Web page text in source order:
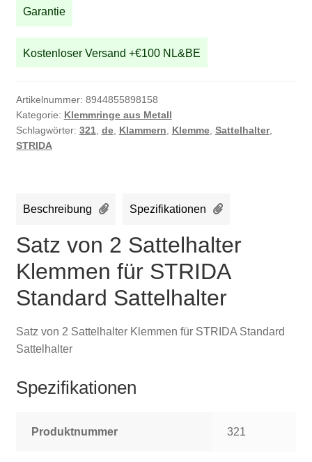
STRIDA
Standard
Menge
Garantie
Kostenloser Versand +€100 NL&BE
Artikelnummer: 8944855898158
Kategorie: Klemmringe aus Metall
Schlagwörter: 321 de, Klammern Klemme, Sattelhalter,
STRIDA
Beschreibung Spezifikationen
Satz von 2 Sattelhalter
Klemmen für STRIDA
Standard Sattelhalter
Satz von 2 Sattelhalter Klemmen für STRIDA Standard
Sattelhalter
Spezifikationen
Produktnummer 321